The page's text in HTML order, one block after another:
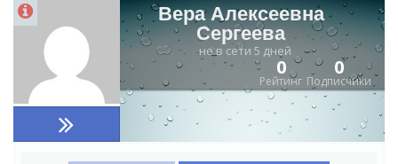
Вера Алексеевна
Сергеева
не в сети 5 дней
Рейтинг
0
Подписчики
0